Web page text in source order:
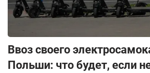
Ввоз своего
Польши: что будет, если